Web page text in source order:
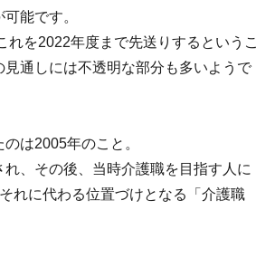
能です。
を2022年度まで先送りするというこ
通しには不透明な部分も多いようで
は2005年のこと。
、その後、当時介護職を目指す人に
れに代わる位置づけとなる「介護職